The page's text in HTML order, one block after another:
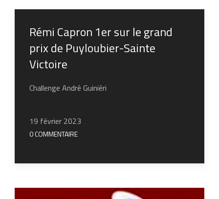
Rémi Capron 1er sur le grand
prix de Puyloubier-Sainte
Victoire
Challenge André Guiniéri
19 février 2023
0 COMMENTAIRE